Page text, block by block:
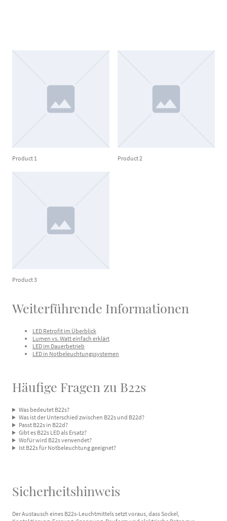
Product 1 Product 2
Product 3
Weiterführende Informationen
LED Retrofit im Überblick
Lumen vs. Watt einfach erklärt
LED im Dauerbetrieb
LED in Notbeleuchtungssystemen
Häufige Fragen zu B22s
Was bedeutet B22s?
Was ist der Unterschied zwischen B22s und B22d?
Passt B22s in B22d?
Gibt es B22s LED als Ersatz?
Wofür wird B22s verwendet?
Ist B22s für Notbeleuchtung geeignet?
Sicherheitshinweis
Der Austausch eines B22s-Leuchtmittels setzt voraus, dass Sockel,